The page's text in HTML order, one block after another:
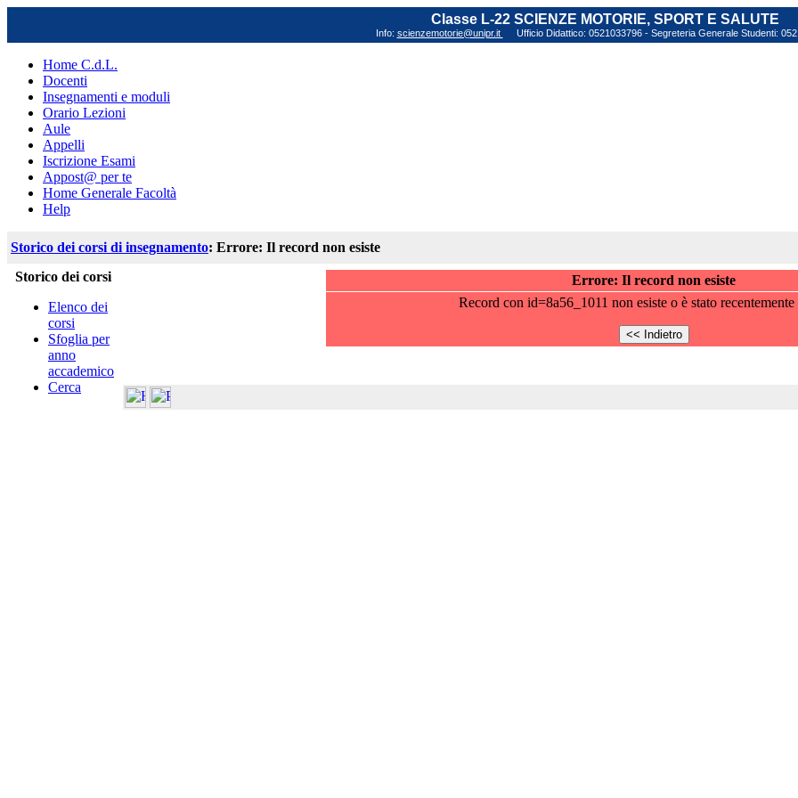
Classe L-22 SCIENZE MOTORIE, SPORT E SALUTE
Info: scienzemotorie@unipr.it Ufficio Didattico: 0521033796 - Segreteria Generale Studenti:
Home C.d.L.
Docenti
Insegnamenti e moduli
Orario Lezioni
Aule
Appelli
Iscrizione Esami
Appost@ per te
Home Generale Facoltà
Help
Storico dei corsi di insegnamento: Errore: Il record non esiste
Storico dei corsi
Elenco dei
corsi
Sfoglia per
anno
accademico
Cerca
Errore: Il record non esiste
Record con id=8a56_1011 non esiste o è stato